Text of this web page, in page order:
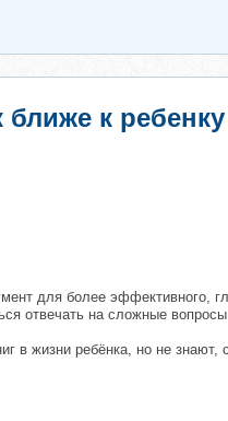
к
для более эффективного,
отвечать на сложные
жизни ребёнка, но не знают,